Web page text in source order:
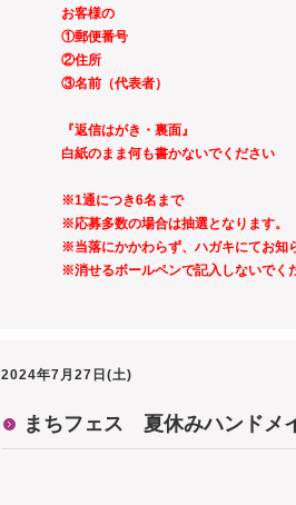
お客様の
①郵便番号
②住所
③名前（代表者）
『返信はがき・裏面』
白紙のまま何も書かないでください
※1通につき6名まで
※応募多数の場合は抽選となります。
※当落にかかわらず、ハガキにてお知
※消せるボールペンで記入しないでく
2024年7月27日(土)
まちフェス 夏休みハンドメ